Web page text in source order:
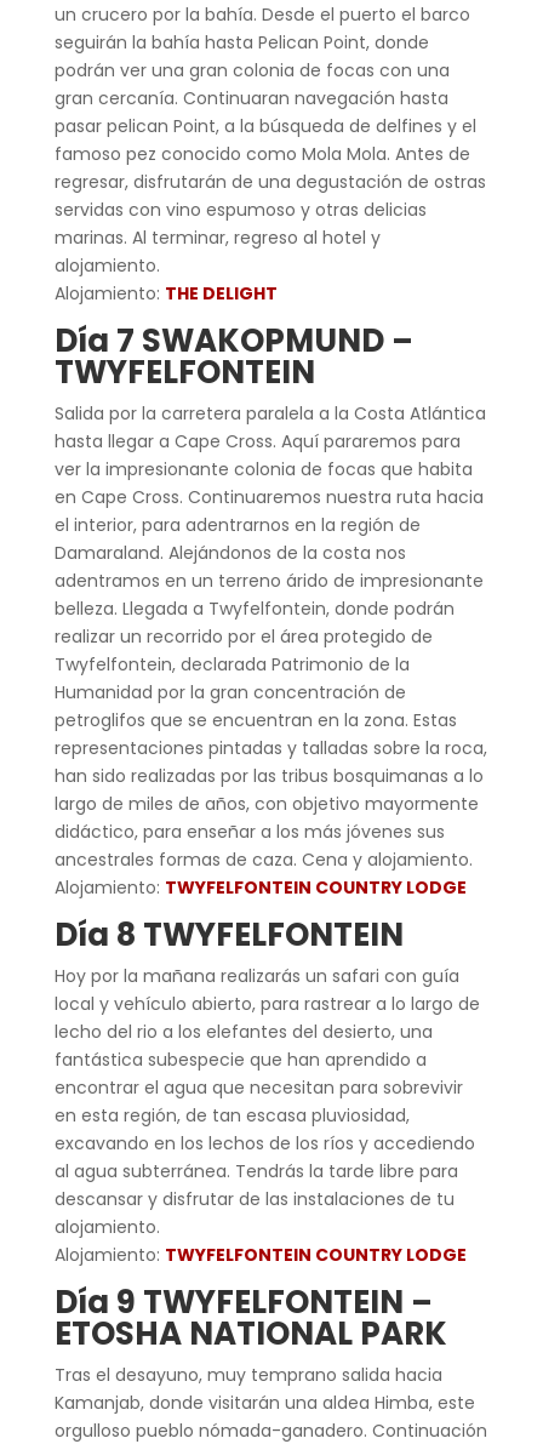
un crucero por la bahía. Desde el puerto el barco
seguirán la bahía hasta Pelican Point, donde
podrán ver una gran colonia de focas con una
gran cercanía. Continuaran navegación hasta
pasar pelican Point, a la búsqueda de delfines y el
famoso pez conocido como Mola Mola. Antes de
regresar, disfrutarán de una degustación de ostras
servidas con vino espumoso y otras delicias
marinas. Al terminar, regreso al hotel y
alojamiento.
Alojamiento: THE DELIGHT
Día 7 SWAKOPMUND –
TWYFELFONTEIN
Salida por la carretera paralela a la Costa Atlántica
hasta llegar a Cape Cross. Aquí pararemos para
ver la impresionante colonia de focas que habita
en Cape Cross. Continuaremos nuestra ruta hacia
el interior, para adentrarnos en la región de
Damaraland. Alejándonos de la costa nos
adentramos en un terreno árido de impresionante
belleza. Llegada a Twyfelfontein, donde podrán
realizar un recorrido por el área protegido de
Twyfelfontein, declarada Patrimonio de la
Humanidad por la gran concentración de
petroglifos que se encuentran en la zona. Estas
representaciones pintadas y talladas sobre la roca,
han sido realizadas por las tribus bosquimanas a lo
largo de miles de años, con objetivo mayormente
didáctico, para enseñar a los más jóvenes sus
ancestrales formas de caza. Cena y alojamiento.
Alojamiento: TWYFELFONTEIN COUNTRY LODGE
Día 8 TWYFELFONTEIN
Hoy por la mañana realizarás un safari con guía
local y vehículo abierto, para rastrear a lo largo de
lecho del rio a los elefantes del desierto, una
fantástica subespecie que han aprendido a
encontrar el agua que necesitan para sobrevivir
en esta región, de tan escasa pluviosidad,
excavando en los lechos de los ríos y accediendo
al agua subterránea. Tendrás la tarde libre para
descansar y disfrutar de las instalaciones de tu
alojamiento.
Alojamiento: TWYFELFONTEIN COUNTRY LODGE
Día 9 TWYFELFONTEIN –
ETOSHA NATIONAL PARK
Tras el desayuno, muy temprano salida hacia
Kamanjab, donde visitarán una aldea Himba, este
orgulloso pueblo nómada-ganadero. Continuación